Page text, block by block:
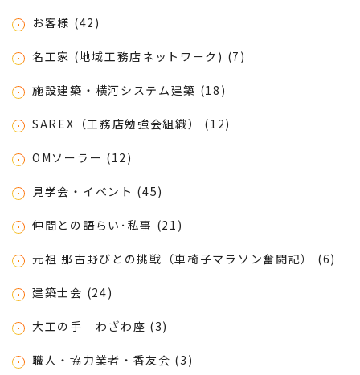
お客様 (42)
名工家 (地域工務店ネットワーク) (7)
施設建築・横河システム建築 (18)
SAREX（工務店勉強会組織） (12)
OMソーラー (12)
見学会・イベント (45)
仲間との語らい･私事 (21)
元祖 那古野びとの挑戦（車椅子マラソン奮闘記） (6)
建築士会 (24)
大工の手 わざわ座 (3)
職人・協力業者・香友会 (3)